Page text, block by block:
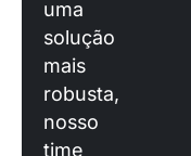
uma
solução
mais
robusta,
nosso
time